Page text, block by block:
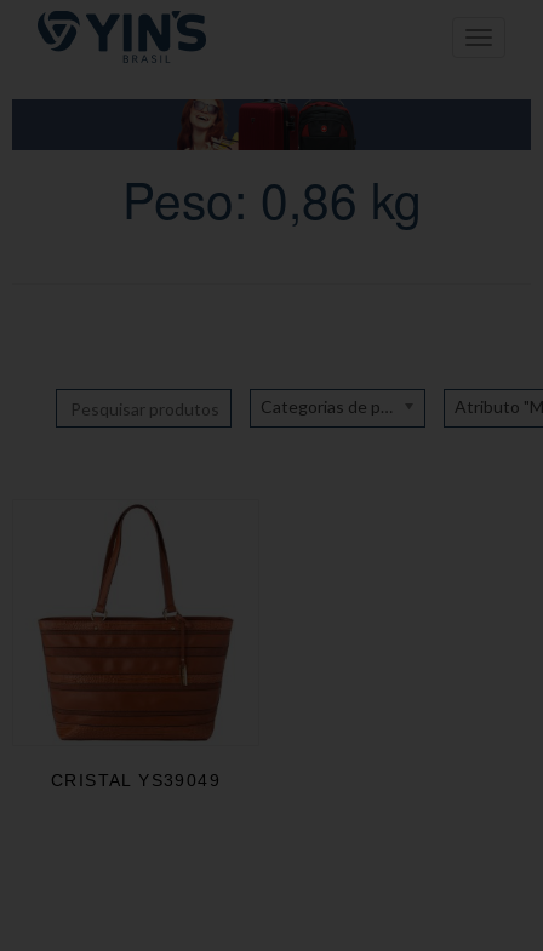
Pular
para
conteúdo
Toggle
Peso: 0,86 kg
Categorias de produto
CRISTAL YS39049